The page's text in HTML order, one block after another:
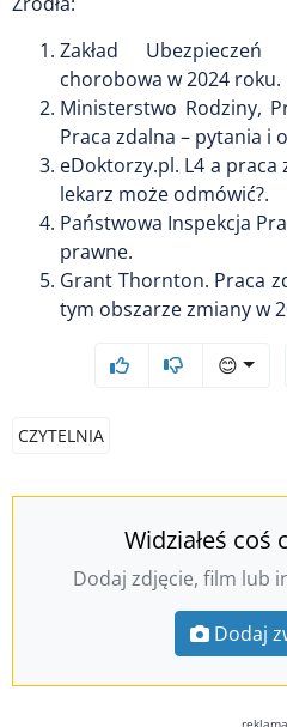
Zakład Ubezpieczeń
chorobowa w 2024 roku.
Ministerstwo Rodziny,
Praca zdalna – pytania i
eDoktorzy.pl. L4 a
lekarz może odmówić?.
Państwowa Inspekcja
prawne.
Grant Thornton. Praca
tym obszarze zmiany w
😊
CZYTELNIA
Widziałeś coś
Dodaj zdjęcie, film lub
Dodaj
reklama